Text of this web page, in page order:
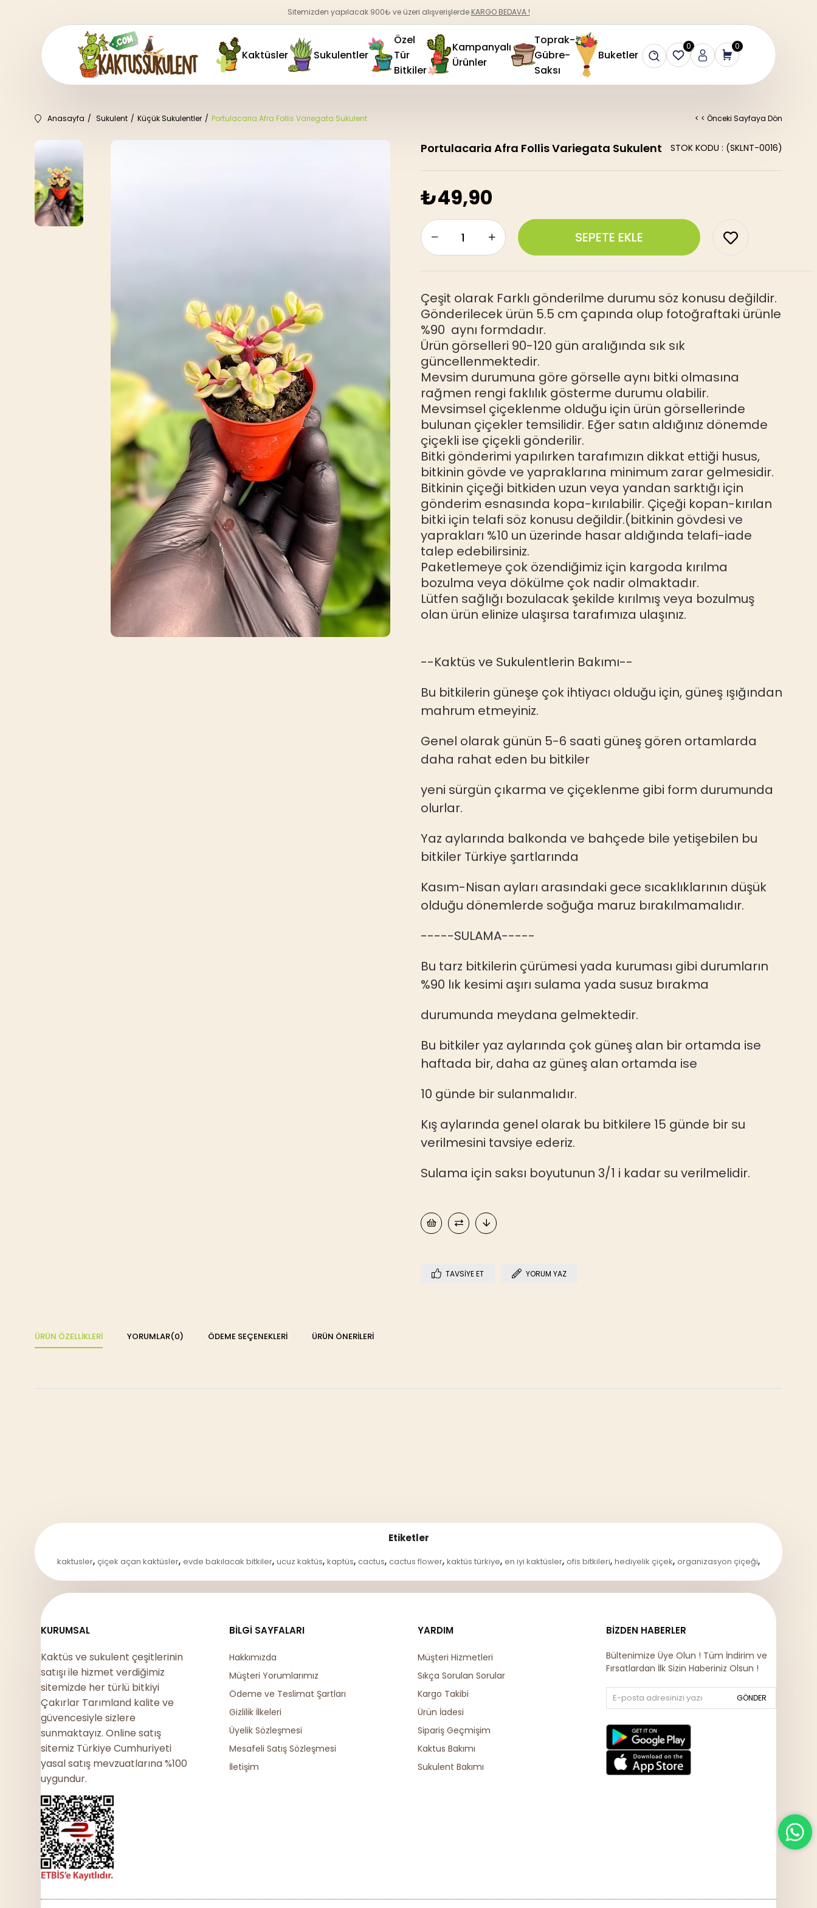
Sitemizden yapılacak 900₺ ve üzeri alışverişlerde KARGO BEDAVA !
Kaktüsler Sukulentler
Özel
Tür
Bitkiler
Kampanyalı
Ürünler
Toprak-
Gübre-
Saksı
Buketler
0 0
Anasayfa Sukulent Küçük Sukulentler Portulacaria Afra Follis Variegata Sukulent < < Önceki Sayfaya Dön
Portulacaria Afra Follis Variegata Sukulent (SKLNT-0016)
STOK KODU
Çeşit olarak Farklı gönderilme durumu söz konusu değildir.
Gönderilecek ürün 5.5 cm çapında olup fotoğraftaki ürünle
%90 aynı formdadır.
Ürün görselleri 90-120 gün aralığında sık sık
güncellenmektedir.
Mevsim durumuna göre görselle aynı bitki olmasına
rağmen rengi faklılık gösterme durumu olabilir.
Mevsimsel çiçeklenme olduğu için ürün görsellerinde
bulunan çiçekler temsilidir. Eğer satın aldığınız dönemde
çiçekli ise çiçekli gönderilir.
Bitki gönderimi yapılırken tarafımızın dikkat ettiği husus,
bitkinin gövde ve yapraklarına minimum zarar gelmesidir.
Bitkinin çiçeği bitkiden uzun veya yandan sarktığı için
gönderim esnasında kopa-kırılabilir. Çiçeği kopan-kırılan
bitki için telafi söz konusu değildir.(bitkinin gövdesi ve
yaprakları %10 un üzerinde hasar aldığında telafi-iade
talep edebilirsiniz.
Paketlemeye çok özendiğimiz için kargoda kırılma
bozulma veya dökülme çok nadir olmaktadır.
Lütfen sağlığı bozulacak şekilde kırılmış veya bozulmuş
olan ürün elinize ulaşırsa tarafımıza ulaşınız.
--Kaktüs ve Sukulentlerin Bakımı--
Bu bitkilerin güneşe çok ihtiyacı olduğu için, güneş ışığından
mahrum etmeyiniz.
Genel olarak günün 5-6 saati güneş gören ortamlarda
daha rahat eden bu bitkiler
yeni sürgün çıkarma ve çiçeklenme gibi form durumunda
olurlar.
Yaz aylarında balkonda ve bahçede bile yetişebilen bu
bitkiler Türkiye şartlarında
Kasım-Nisan ayları arasındaki gece sıcaklıklarının düşük
olduğu dönemlerde soğuğa maruz bırakılmamalıdır.
-----SULAMA-----
Bu tarz bitkilerin çürümesi yada kuruması gibi durumların
%90 lık kesimi aşırı sulama yada susuz bırakma
durumunda meydana gelmektedir.
Bu bitkiler yaz aylarında çok güneş alan bir ortamda ise
haftada bir, daha az güneş alan ortamda ise
10 günde bir sulanmalıdır.
Kış aylarında genel olarak bu bitkilere 15 günde bir su
verilmesini tavsiye ederiz.
Sulama için saksı boyutunun 3/1 i kadar su verilmelidir.
₺49,90
TAVSIYE ET YORUM YAZ
ÜRÜN ÖZELLIKLERI YORUMLAR(0) ÖDEME SEÇENEKLERI ÜRÜN ÖNERILERI
Etiketler
kaktusler, çiçek açan kaktüsler, evde bakılacak bitkiler, ucuz kaktüs, kaptüs, cactus, cactus flower, kaktüs türkiye, en iyi kaktüsler, ofis bitkileri, hediyelik çiçek, organizasyon çiçeği,
KURUMSAL
Kaktüs ve sukulent çeşitlerinin
satışı ile hizmet verdiğimiz
sitemizde her türlü bitkiyi
Çakırlar Tarımland kalite ve
güvencesiyle sizlere
sunmaktayız. Online satış
sitemiz Türkiye Cumhuriyeti
yasal satış mevzuatlarına %100
uygundur.
BILGI SAYFALARI
Hakkımızda
Müşteri Yorumlarımız
Ödeme ve Teslimat Şartları
Gizlilik İlkeleri
Üyelik Sözleşmesi
Mesafeli Satış Sözleşmesi
İletişim
YARDIM
Müşteri Hizmetleri
Sıkça Sorulan Sorular
Kargo Takibi
Ürün İadesi
Sipariş Geçmişim
Kaktus Bakımı
Sukulent Bakımı
BIZDEN HABERLER
Bültenimize Üye Olun ! Tüm İndirim ve
Fırsatlardan İlk Sizin Haberiniz Olsun !
GÖNDER